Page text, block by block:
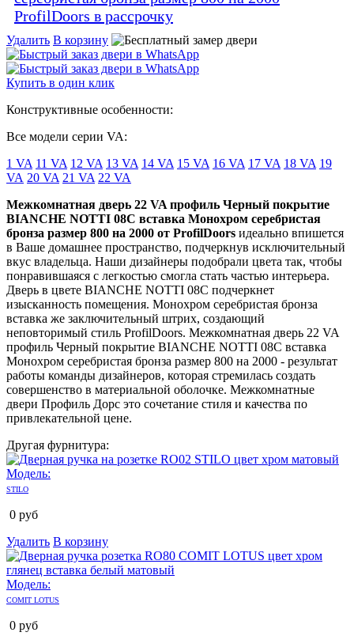
Удалить В корзину
Купить в один клик
Конструктивные особенности:
Все модели серии VA:
1 VA 11 VA 12 VA 13 VA 14 VA 15 VA 16 VA 17 VA 18 VA 19
VA 20 VA 21 VA 22 VA
Межкомнатная дверь 22 VA профиль Черный покрытие
BIANCHE NOTTI 08C вставка Монохром серебристая
бронза размер 800 на 2000 от ProfilDoors идеально впишется
в Ваше домашнее пространство, подчеркнув исключительный
вкус владельца. Наши дизайнеры подобрали цвета так, чтобы
понравившаяся с легкостью смогла стать частью интерьера.
Дверь в цвете BIANCHE NOTTI 08C подчеркнет
изысканность помещения. Монохром серебристая бронза
вставка же заключительный штрих, создающий
неповторимый стиль ProfilDoors. Межкомнатная дверь 22 VA
профиль Черный покрытие BIANCHE NOTTI 08C вставка
Монохром серебристая бронза размер 800 на 2000 - результат
работы команды дизайнеров, которая стремилась создать
совершенство в материальной оболочке. Межкомнатные
двери Профиль Дорс это сочетание стиля и качества по
привлекательной цене.
Другая фурнитура:
Модель:
STILO
0 руб
Удалить В корзину
Модель:
COMIT LOTUS
0 руб